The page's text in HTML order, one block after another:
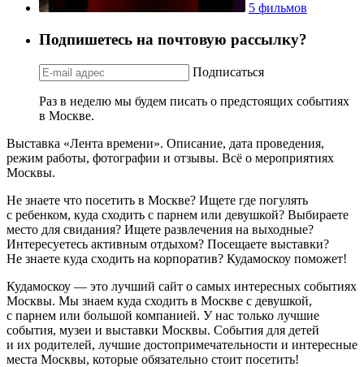
5 фильмов
Подпишетесь на почтовую рассылку?
Подписаться
Раз в неделю мы будем писать о предстоящих событиях
в Москве.
Выставка «Лента времени». Описание, дата проведения,
режим работы, фотографии и отзывы. Всё о мероприятиях
Москвы.
Не знаете что посетить в Москве? Ищете где погулять
с ребенком, куда сходить с парнем или девушкой? Выбираете
место для свидания? Ищете развлечения на выходные?
Интересуетесь активным отдыхом? Посещаете выставки?
Не знаете куда сходить на корпоратив? Кудамоскоу поможет!
Кудамоскоу — это лучший сайт о самых интересных событиях
Москвы. Мы знаем куда сходить в Москве с девушкой,
с парнем или большой компанией. У нас только лучшие
события, музеи и выставки Москвы. События для детей
и их родителей, лучшие достопримечательности и интересные
места Москвы, которые обязательно стоит посетить!